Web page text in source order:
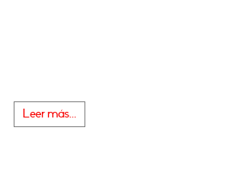
Leer más...